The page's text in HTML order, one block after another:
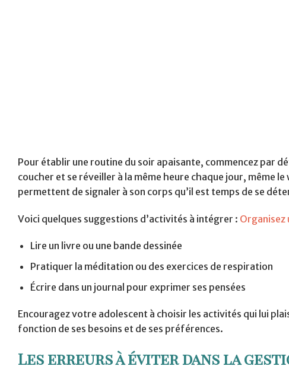
Pour établir une routine du soir apaisante, commencez par
coucher et se réveiller à la même heure chaque jour, même
permettent de signaler à son corps qu’il est temps de se
Voici quelques suggestions d’activités à intégrer : Organisez
Lire un livre ou une bande dessinée
Pratiquer la méditation ou des exercices de respiration
Écrire dans un journal pour exprimer ses pensées
Encouragez votre adolescent à choisir les activités qui lui
fonction de ses besoins et de ses préférences.
Les erreurs à éviter dans la